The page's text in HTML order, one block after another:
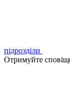
підрозділи
Отримуйте